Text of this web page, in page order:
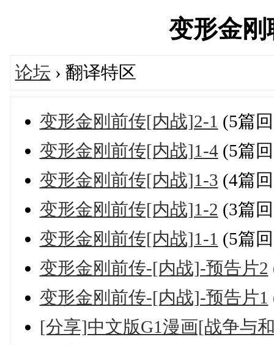
变形金
论坛 › 翻译特区
变形金刚前传[内战]2-1 (5篇
变形金刚前传[内战]1-4 (5篇
变形金刚前传[内战]1-3 (4篇
变形金刚前传[内战]1-2 (3篇
变形金刚前传[内战]1-1 (5篇
变形金刚前传-[内战]-预告片2
变形金刚前传-[内战]-预告片1
[分享]中文版G1漫画[战争与